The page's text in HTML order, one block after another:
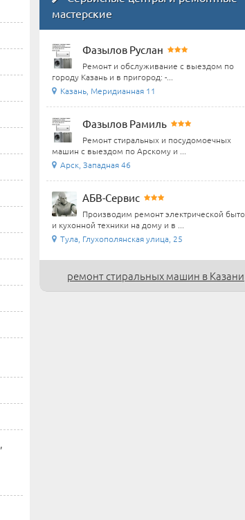
мастерские
Фазылов Руслан
Ремонт и обслуживание с выездом по
городу Казань и в пригород: -...
Казань, Меридианная 11
Фазылов Рамиль
Ремонт стиральных и посудомоечных
машин с выездом по Арскому и ...
Арск, Западная 46
АБВ-Сервис
Производим ремонт электрической
и кухонной техники на дому и в ...
Тула, Глухополянская улица, 25
ремонт стиральных машин в Казани